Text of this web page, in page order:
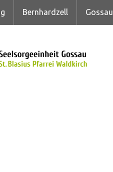
Bernhardzell Gossau